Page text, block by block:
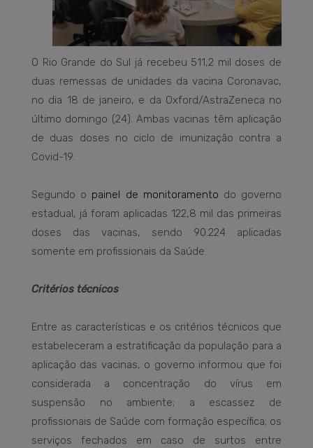
O Rio Grande do Sul já recebeu 511,2 mil doses de
duas remessas de unidades da vacina Coronavac,
no dia 18 de janeiro, e da Oxford/AstraZeneca no
último domingo (24). Ambas vacinas têm aplicação
de duas doses no ciclo de imunização contra a
Covid-19.
Segundo o painel de monitoramento do governo
estadual, já foram aplicadas 122,8 mil das primeiras
doses das vacinas, sendo 90.224 aplicadas
somente em profissionais da Saúde.
Critérios técnicos
Entre as características e os critérios técnicos que
estabeleceram a estratificação da população para a
aplicação das vacinas, o governo informou que foi
considerada a concentração do vírus em
suspensão no ambiente; a escassez de
profissionais de Saúde com formação específica; os
serviços fechados em caso de surtos entre